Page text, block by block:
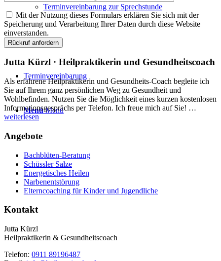
Terminvereinbarung zur Sprechstunde
Aktuelles
Terminvereinbarung
Menü Menü
Mit der Nutzung dieses Formulars erklären Sie sich mit der
Speicherung und Verarbeitung Ihrer Daten durch diese Website
einverstanden.
Jutta Kürzl · Heilpraktikerin und Gesundheitscoach
Als erfahrene Heilpraktikerin und Gesundheits-Coach begleite ich
Sie auf Ihrem ganz persönlichen Weg zu Gesundheit und
Wohlbefinden. Nutzen Sie die Möglichkeit eines kurzen kostenlosen
Informationsgesprächs per Telefon. Ich freue mich auf Sie! …
weiterlesen
Angebote
Bachblüten-Beratung
Schüssler Salze
Energetisches Heilen
Narbenentstörung
Elterncoaching für Kinder und Jugendliche
Kontakt
Jutta Kürzl
Heilpraktikerin & Gesundheitscoach
Telefon: 0911 89196487